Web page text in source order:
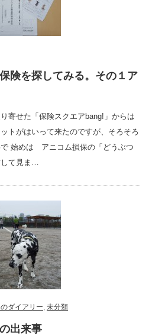
険を探してみる。その１ア
寄せた「保険スクエアbang!」からは
トがはいって来たのですが、そろそろ
で 始めは アニコム損保の「どうぶつ
て見ま…
ダイアリー, 未分類
出来事